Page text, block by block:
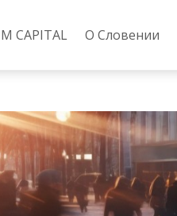
CAPITAL О Словении